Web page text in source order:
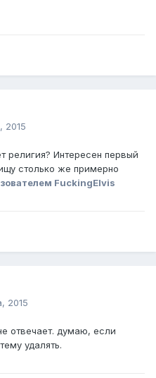
2015
религия? Интересен первый
столько же примерно
FuckingElvis
2015
отвечает. думаю, если
удалять.